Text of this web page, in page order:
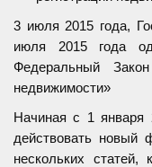
3 июля 2015 года,
июля 2015 года
Федеральный
недвижимости»
Начиная с 1 января
действовать новый
нескольких статей,